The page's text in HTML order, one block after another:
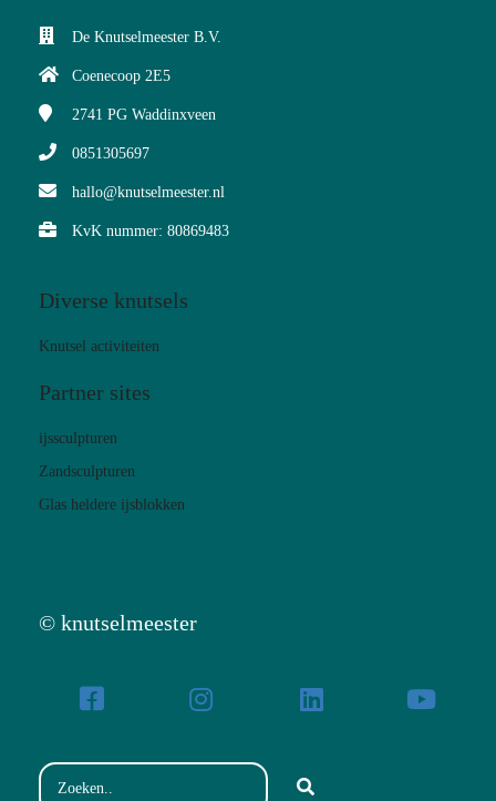
De Knutselmeester B.V.
Coenecoop 2E5
2741 PG Waddinxveen
0851305697
hallo@knutselmeester.nl
KvK nummer: 80869483
Diverse knutsels
Knutsel activiteiten
Partner sites
ijssculpturen
Zandsculpturen
Glas heldere ijsblokken
© knutselmeester